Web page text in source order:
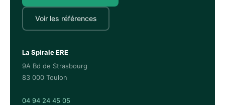
Voir les références
La Spirale ERE
9A Bd de Strasbourg
83 000 Toulon
04 94 24 45 05